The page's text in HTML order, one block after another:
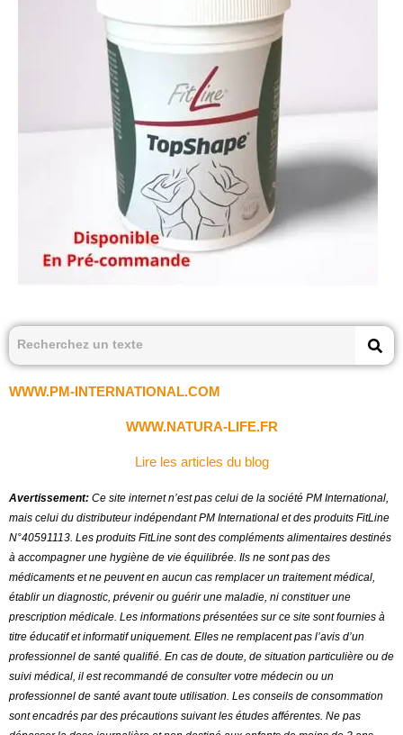
WWW.PM-INTERNATIONAL.COM
WWW.NATURA-LIFE.FR
Lire les articles du blog
Avertissement: Ce site internet n’est pas celui de la société PM International,
mais celui du distributeur indépendant PM International et des produits FitLine
N°40591113. Les produits FitLine sont des compléments alimentaires destinés
à accompagner une hygiène de vie équilibrée. Ils ne sont pas des
médicaments et ne peuvent en aucun cas remplacer un traitement médical,
établir un diagnostic, prévenir ou guérir une maladie, ni constituer une
prescription médicale. Les informations présentées sur ce site sont fournies à
titre éducatif et informatif uniquement. Elles ne remplacent pas l’avis d’un
professionnel de santé qualifié. En cas de doute, de situation particulière ou de
suivi médical, il est recommandé de consulter votre médecin ou un
professionnel de santé avant toute utilisation Les conseils de consommation
sont encadrés par des précautions suivant les études afférentes. Ne pas